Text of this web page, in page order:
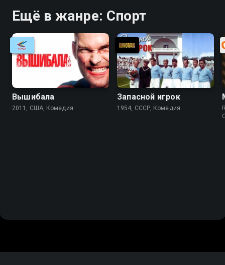
Ещё в жанре: Спорт
Вышибала
2011, США, Комедия
Запасной игрок
1954, СССР, Комедия